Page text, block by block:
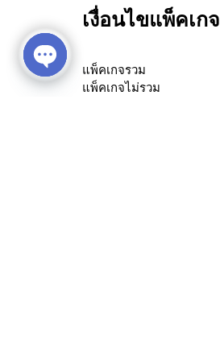
เงื่อนไขแพ็คเ
แพ็คเกจรวม
แพ็คเกจไม่รวม
Open